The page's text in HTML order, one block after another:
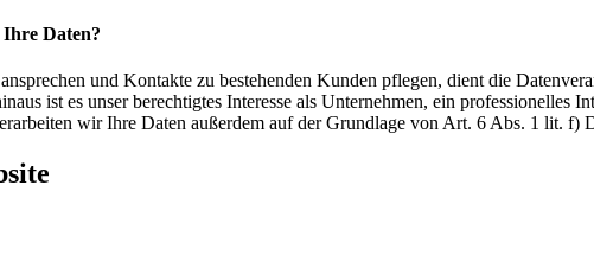
Daten?
und Kontakte zu bestehenden Kunden pflegen, dient die
ist es unser berechtigtes Interesse als Unternehmen, ein professionelles
wir Ihre Daten außerdem auf der Grundlage von Art. 6 Abs. 1 lit. f)